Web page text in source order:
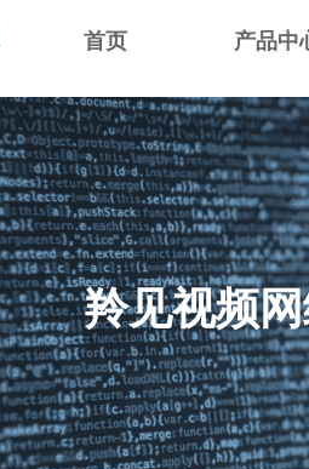
首页 产品中
羚见视频